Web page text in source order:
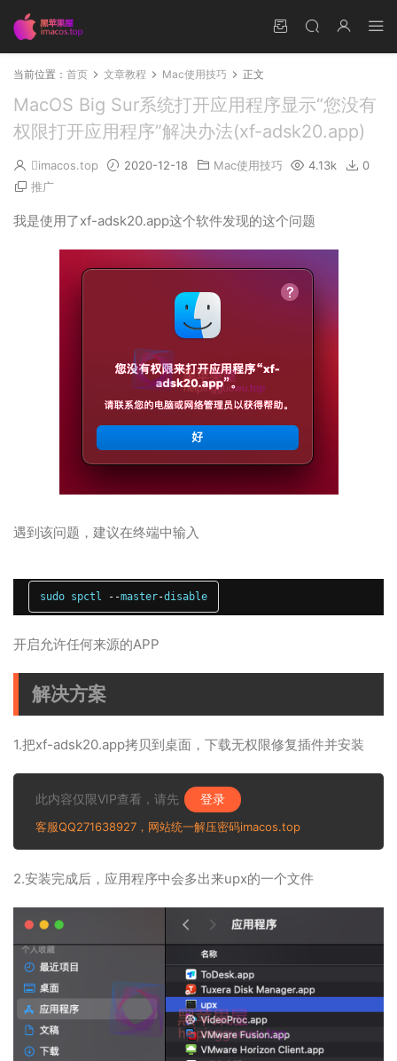
当前位置： 首页 文章教程 Mac使用技巧 正文
MacOS Big Sur系统打开应用程序显示“您没有
权限打开应用程序”解决办法(xf-adsk20.app)
imacos.top 2020-12-18 Mac使用技巧 4.13k
0
推广
我是使用了xf-adsk20.app这个软件发现的这个问题
遇到该问题，建议在终端中输入
sudo spctl --master-disable
开启允许任何来源的APP
解决方案
1.把xf-adsk20.app拷贝到桌面，下载无权限修复插件并安装
此内容仅限VIP查看，请先 登录
客服QQ271638927，网站统一解压密码imacos.top
2.安装完成后，应用程序中会多出来upx的一个文件